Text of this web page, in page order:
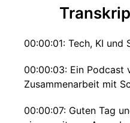
00:00:01: Tech, KI und
00:00:03: Ein Podcast
Zusammenarbeit mit
00:00:07: Guten Tag